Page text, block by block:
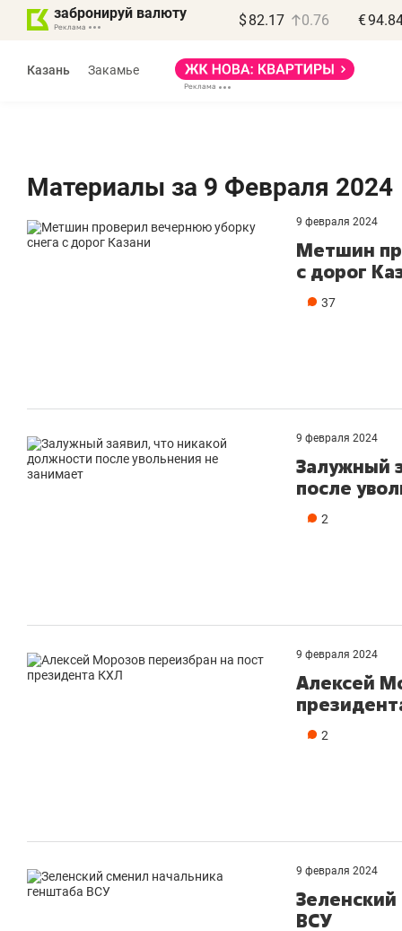
забронируй валюту $ 82.17 0.76 €
Казань Закамье
Материалы за 9 Февраля 2024
9 февраля 2024
Метшин
с дорог
37
9 февраля 2024
Залужный
после
2
9 февраля 2024
Алексей
2
9 февраля 2024
ВСУ
Василь Мазитов
МАРТ
«Не зная местных
чем интересен Оман?